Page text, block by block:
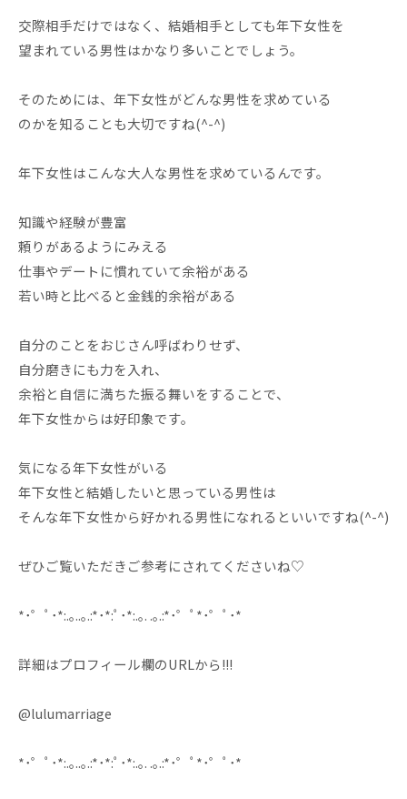
交際相手だけではなく、結婚相手としても年下女性を
望まれている男性はかなり多いことでしょう。
そのためには、年下女性がどんな男性を求めている
のかを知ることも大切ですね(^-^)
年下女性はこんな大人な男性を求めているんです。
知識や経験が豊富
頼りがあるようにみえる
仕事やデートに慣れていて余裕がある
若い時と比べると金銭的余裕がある
自分のことをおじさん呼ばわりせず、
自分磨きにも力を入れ、
余裕と自信に満ちた振る舞いをすることで、
年下女性からは好印象です。
気になる年下女性がいる
年下女性と結婚したいと思っている男性は
そんな年下女性から好かれる男性になれるといいですね(^-^)
ぜひご覧いただきご参考にされてくださいね♡
*･゜ﾟ･*:.｡..｡.:*･*:ﾟ･*:.｡. .｡.:*･゜ﾟ*･゜ﾟ･*
詳細はプロフィール欄のURLから!!!
@lulumarriage
*･゜ﾟ･*:.｡..｡.:*･*:ﾟ･*:.｡. .｡.:*･゜ﾟ*･゜ﾟ･*